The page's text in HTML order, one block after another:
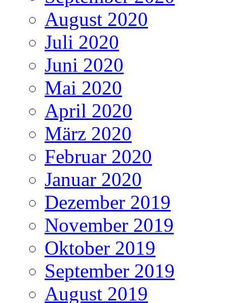
August 2020
Juli 2020
Juni 2020
Mai 2020
April 2020
März 2020
Februar 2020
Januar 2020
Dezember 2019
November 2019
Oktober 2019
September 2019
August 2019